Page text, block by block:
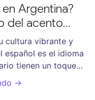
Argentina?
del acento
cultura vibrante y
español es el idioma
tienen un toque
otros países
explora el español
→